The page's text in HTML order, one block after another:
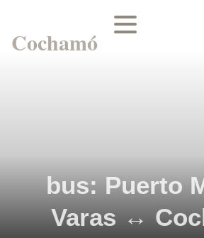
Cochamó
bus: Puerto
Varas ↔